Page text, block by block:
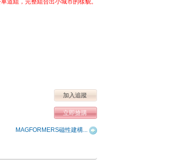
道組，完整組合出小城市的樣貌。
加入追蹤
立即搶購
MAGFORMERS磁性建構...